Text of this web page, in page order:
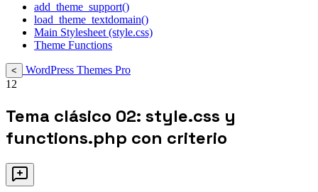
add_theme_support()
load_theme_textdomain()
Main Stylesheet (style.css)
Theme Functions
<
WordPress Themes Pro
12
Tema clásico 02: style.css y
functions.php con criterio